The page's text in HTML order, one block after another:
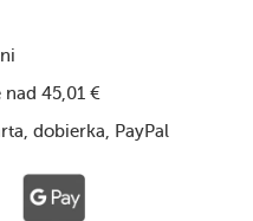
45,01 €
dobierka, PayPal